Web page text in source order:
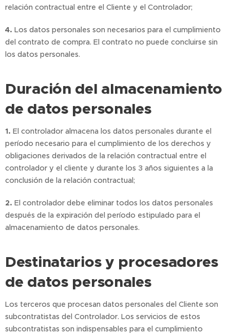
relación contractual entre el Cliente y el Controlador;
4. Los datos personales son necesarios para el cumplimiento
del contrato de compra. El contrato no puede concluirse sin
los datos personales.
Duración del almacenamiento
de datos personales
1. El controlador almacena los datos personales durante el
período necesario para el cumplimiento de los derechos y
obligaciones derivados de la relación contractual entre el
controlador y el cliente y durante los 3 años siguientes a la
conclusión de la relación contractual;
2. El controlador debe eliminar todos los datos personales
después de la expiración del período estipulado para el
almacenamiento de datos personales.
Destinatarios y procesadores
de datos personales
Los terceros que procesan datos personales del Cliente son
subcontratistas del Controlador. Los servicios de estos
subcontratistas son indispensables para el cumplimiento